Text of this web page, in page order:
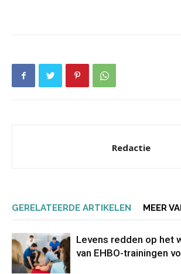
Redactie
GERELATEERDE ARTIKELEN MEER
Levens redden op het
van EHBO-trainingen